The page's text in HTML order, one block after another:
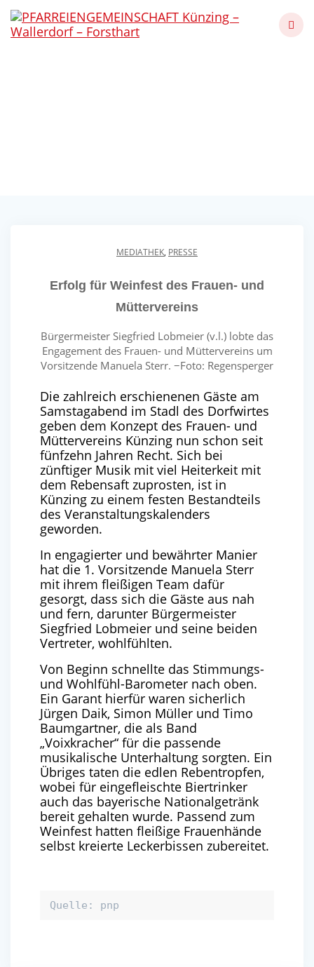
to
MEDIATHEK, PRESSE
Erfolg für Weinfest des Frauen- und
Müttervereins
Bürgermeister Siegfried Lobmeier (v.l.) lobte das
Engagement des Frauen- und Müttervereins um
Vorsitzende Manuela Sterr. −Foto: Regensperger
Die zahlreich erschienenen Gäste am
Samstagabend im Stadl des Dorfwirtes
geben dem Konzept des Frauen- und
Müttervereins Künzing nun schon seit
fünfzehn Jahren Recht. Sich bei
zünftiger Musik mit viel Heiterkeit mit
dem Rebensaft zuprosten, ist in
Künzing zu einem festen Bestandteils
des Veranstaltungskalenders
geworden.
In engagierter und bewährter Manier
hat die 1. Vorsitzende Manuela Sterr
mit ihrem fleißigen Team dafür
gesorgt, dass sich die Gäste aus nah
und fern, darunter Bürgermeister
Siegfried Lobmeier und seine beiden
Vertreter, wohlfühlten.
Von Beginn schnellte das Stimmungs-
und Wohlfühl-Barometer nach oben.
Ein Garant hierfür waren sicherlich
Jürgen Daik, Simon Müller und Timo
Baumgartner, die als Band
„Voixkracher“ für die passende
musikalische Unterhaltung sorgten. Ein
Übriges taten die edlen Rebentropfen,
wobei für eingefleischte Biertrinker
auch das bayerische Nationalgetränk
bereit gehalten wurde. Passend zum
Weinfest hatten fleißige Frauenhände
selbst kreierte Leckerbissen zubereitet.
Quelle: pnp